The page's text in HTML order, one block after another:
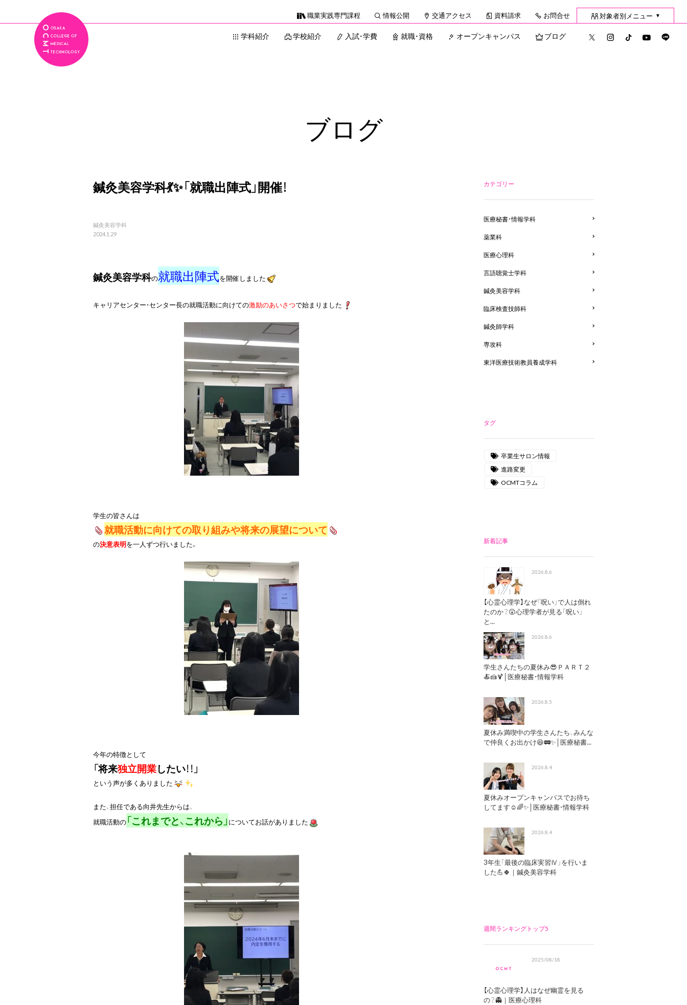
職業実践専門課程 情報公開 交通アクセス 資料請求 お問合せ 対象者別メニュー ▼
学科紹介 学校紹介 入試・学費 就職・資格 オープンキャンパス ブログ
ブログ
鍼灸美容学科💃✨「就職出陣式」開催！
鍼灸美容学科
2024.1.29
鍼灸美容学科の就職出陣式を開催しました
キャリアセンター・センター長の就職活動に向けての激励のあいさつで始まりました
就職活動に向けての取り組みや将来の展望について
の決意表明を一人ずつ行いました。
「将来独立開業したい！！」
という声が多くありました
また、担任である向井先生からは、
就職活動の「これまでと、これから」 についてお話がありました
カテゴリー
医療秘書・情報学科
薬業科
医療心理科
言語聴覚士学科
鍼灸美容学科
臨床検査技師科
鍼灸師学科
専攻科
東洋医療技術教員養成学科
タグ
卒業生サロン情報
進路変更
OCMTコラム
新着記事
2026.8.6
【心霊心理学】なぜ「呪い」で人は倒れ
たのか？😲心理学者が見る「呪い」
と...
2026.8.6
学生さんたちの夏休み😎ＰＡＲＴ２
🍝🍰🍹│医療秘書・情報学科
2026.8.5
夏休み満喫中の学生さんたち、みんな
で仲良くお出かけ😆🚃✨│医療秘書...
2026.8.4
夏休みオープンキャンパスでお待ち
してます☺️🌈✨│医療秘書・情報学科
2026.8.4
3年生「最後の臨床実習Ⅳ」を行いま
した💪🍀｜鍼灸美容学科
週間ランキングトップ5
2025/08/18
【心霊心理学】人はなぜ幽霊を見る
の？👻｜医療心理科